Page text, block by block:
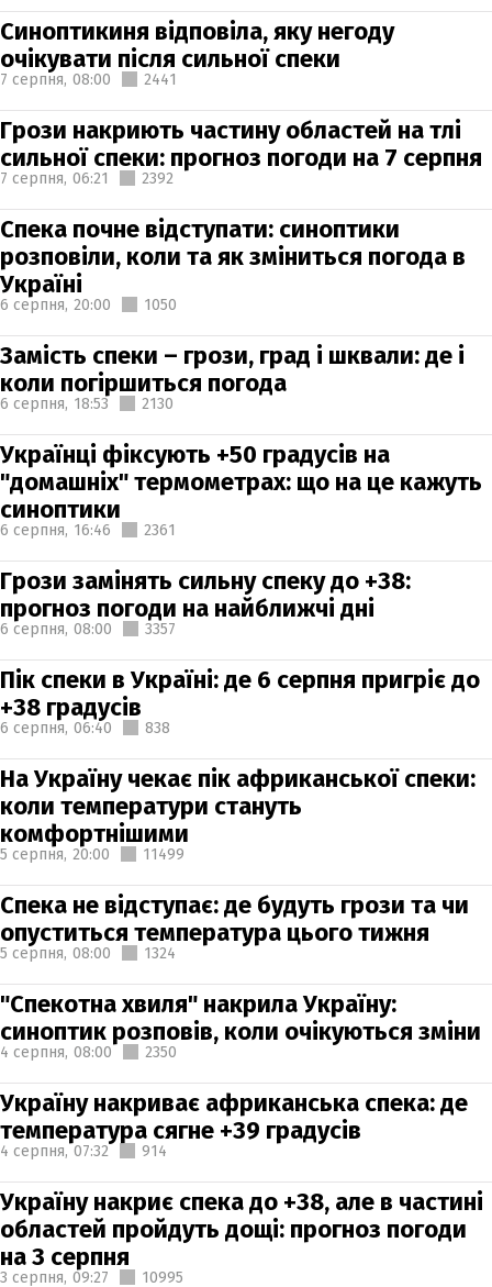
Синоптикиня відповіла, яку негоду
очікувати після сильної спеки
7 серпня, 08:00 2441
Грози накриють частину областей на тлі
сильної спеки: прогноз погоди на 7 серпня
7 серпня, 06:21 2392
Спека почне відступати: синоптики
розповіли, коли та як зміниться погода в
Україні
6 серпня, 20:00 1050
Замість спеки – грози, град і шквали: де і
коли погіршиться погода
6 серпня, 18:53 2130
Українці фіксують +50 градусів на
"домашніх" термометрах: що на це кажуть
синоптики
6 серпня, 16:46 2361
Грози замінять сильну спеку до +38:
прогноз погоди на найближчі дні
6 серпня, 08:00 3357
Пік спеки в Україні: де 6 серпня пригріє до
+38 градусів
6 серпня, 06:40 838
На Україну чекає пік африканської спеки:
коли температури стануть
комфортнішими
5 серпня, 20:00 11499
Спека не відступає: де будуть грози та чи
опуститься температура цього тижня
5 серпня, 08:00 1324
"Спекотна хвиля" накрила Україну:
синоптик розповів, коли очікуються зміни
4 серпня, 08:00 2350
Україну накриває африканська спека: де
температура сягне +39 градусів
4 серпня, 07:32 914
Україну накриє спека до +38, але в частині
областей пройдуть дощі: прогноз погоди
на 3 серпня
3 серпня, 09:27 10995